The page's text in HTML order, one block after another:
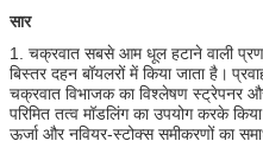
सार
1. चक्रवात सबसे आम धूल हटाने वाली
बिस्तर दहन बॉयलरों में किया जाता है।
चक्रवात विभाजक का विश्लेषण स्ट्रेपनर
परिमित तत्व मॉडलिंग का उपयोग करके
ऊर्जा और नवियर-स्टोक्स समीकरणों का